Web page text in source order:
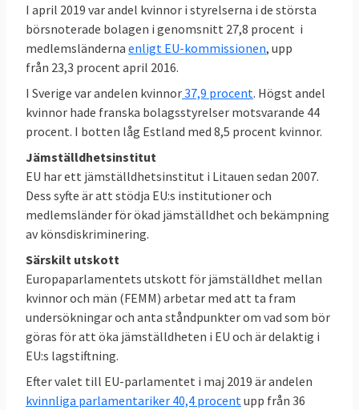
I april 2019 var andel kvinnor i styrelserna i de största
börsnoterade bolagen i genomsnitt 27,8 procent i
medlemsländerna enligt EU-kommissionen, upp
från 23,3 procent april 2016.
I Sverige var andelen kvinnor37,9 procent. Högst andel
kvinnor hade franska bolagsstyrelser motsvarande 44
procent. I botten låg Estland med 8,5 procent kvinnor.
Jämställdhetsinstitut
EU har ett jämställdhetsinstitut i Litauen sedan 2007.
Dess syfte är att stödja EU:s institutioner och
medlemsländer för ökad jämställdhet och bekämpning
av könsdiskriminering.
Särskilt utskott
Europaparlamentets utskott för jämställdhet mellan
kvinnor och män (FEMM) arbetar med att ta fram
undersökningar och anta ståndpunkter om vad som bör
göras för att öka jämställdheten i EU och är delaktig i
EU:s lagstiftning.
Efter valet till EU-parlamentet i maj 2019 är andelen
kvinnliga parlamentariker 40,4 procentupp från 36